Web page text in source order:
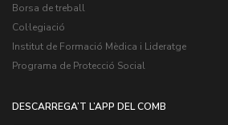
Borsa de treball
Col·legiació
Institut de Formació Mèdica i Lideratge
Programa de Protecció Social
DESCARREGA’T L’APP DEL COMB